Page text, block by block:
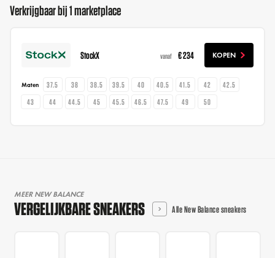
Verkrijgbaar bij 1 marketplace
StockX vanaf € 234 KOPEN
Maten 37.5 38 38.5 39.5 40 40.5 41.5 42
42.5
43
44 44.5 45 45.5 46.5 47.5 49 50
MEER NEW BALANCE
VERGELIJKBARE SNEAKERS Alle New Balance sneakers